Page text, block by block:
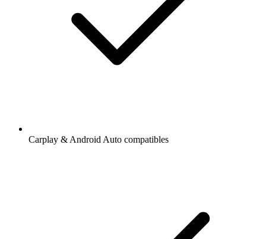
Carplay & Android Auto compatibles